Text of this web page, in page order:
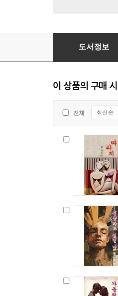
낙오 - 백신애 [신
도서정보
이 상품의 구매
전체 최신순